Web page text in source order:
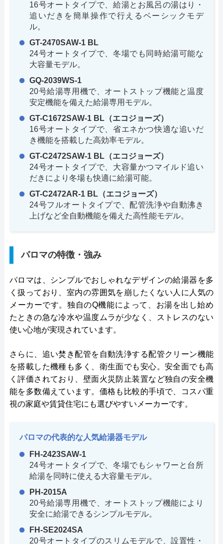
16号オートタイプで、給湯とお風呂の湯はり・
追いだきを簡単操作で行えるベーシックモデ
ル。
GT-2470SAW-1 BL
24号オートタイプで、冬場でも同時給湯可能な
大容量モデル。
GQ-2039WS-1
20号給湯専用機で、オートストップ機能と温度
安定機能を備えた給湯専用モデル。
GT-C1672SAW-1 BL（エコジョーズ）
16号オートタイプで、省エネかつ快適な追いだ
き機能を搭載した高効率モデル。
GT-C2472SAW-1 BL（エコジョーズ）
24号オートタイプで、大容量かつマイルド追い
だきにより冬場も快適に給湯可能。
GT-C2472AR-1 BL（エコジョーズ）
24号フルオートタイプで、配管洗浄や自動沸き
上げなど全自動機能を備えた高性能モデル。
パロマの特徴・強み
パロマは、シンプルでおしゃれなデザインの給湯器を多
く扱っており、室内の雰囲気を崩したくない人に人気の
メーカーです。独自のQ機能によって、お湯を出し始め
たときの急な冷水や温度ムラが少なく、ストレスのない
使い心地が実現されています。
さらに、追い焚き配管を自動洗浄する配管クリーン機能
を搭載した機種も多く、衛生面でも安心。安全面でも高
く評価されており、壁面火災防止装置など独自の安全機
能を多数備えています。価格も比較的手頃で、コスパ重
視の家庭や賃貸住宅にも選びやすいメーカーです。
パロマの代表的な人気給湯器モデル
FH-2423SAW-1
24号オートタイプで、冬場でもシャワーと台所
給湯を同時に使える大容量モデル。
PH-2015A
20号給湯専用機で、オートストップ機能により
安全に給湯できるシンプルモデル。
FH-SE2024SA
20号オートタイプのスリムモデルで、設置性・